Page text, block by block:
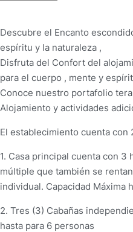
Descubre el Encanto
espíritu y la naturaleza ,
Disfruta del Confort del
para el cuerpo , mente y
Conoce nuestro portafolio
Alojamiento y actividades
El establecimiento cuenta con
1. Casa principal cuenta con 3
múltiple que también se
individual. Capacidad Máxima
2. Tres (3) Cabañas
hasta para 6 personas